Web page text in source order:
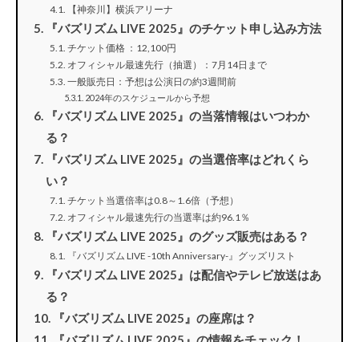
【神奈川】横浜アリーナ
『バズリズム LIVE 2025』のチケット申し込み方法
チケット価格 ：12,100円
オフィシャル最速先行（抽選）：7月14日まで
一般販売日：予想は公演日の約3週間前
2024年のスケジュールから予想
『バズリズム LIVE 2025』の当落情報はいつわか
る？
『バズリズム LIVE 2025』の当選倍率はどれくら
い？
チケット当選倍率は0.8～1.6倍（予想）
オフィシャル最速先行の当選率は約96.1％
『バズリズム LIVE 2025』のグッズ販売はある？
『バズリズム LIVE -10th Anniversary-』グッズリスト
『バズリズム LIVE 2025』は配信やテレビ放送はあ
る？
『バズリズム LIVE 2025』の座席は？